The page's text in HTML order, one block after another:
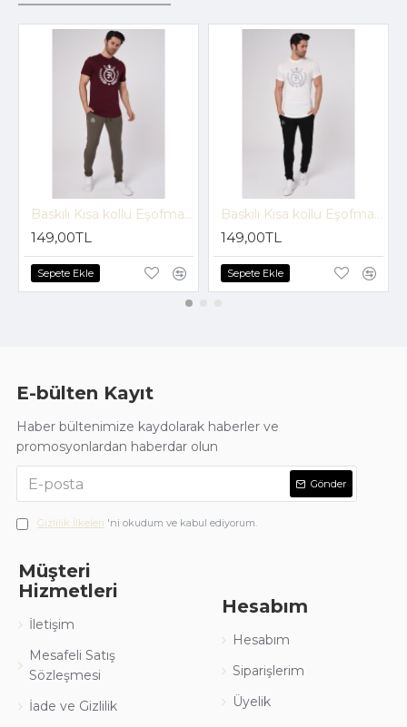
Baskılı Kısa kollu Eşofman Takım (Bordo-Vizon) -1697
149,00TL
Sepete Ekle
Baskılı Kısa kollu Eşofman Takım (Beyaz-Siyah) -1697
149,00TL
Sepete Ekle
E-bülten Kayıt
Haber bültenimize kaydolarak haberler ve
promosyonlardan haberdar olun
Gönder
Gizlilik İlkeleri 'ni okudum ve kabul ediyorum.
Müşteri
Hizmetleri
İletişim
Mesafeli Satış
Sözleşmesi
İade ve Gizlilik
Hesabım
Hesabım
Siparişlerim
Üyelik